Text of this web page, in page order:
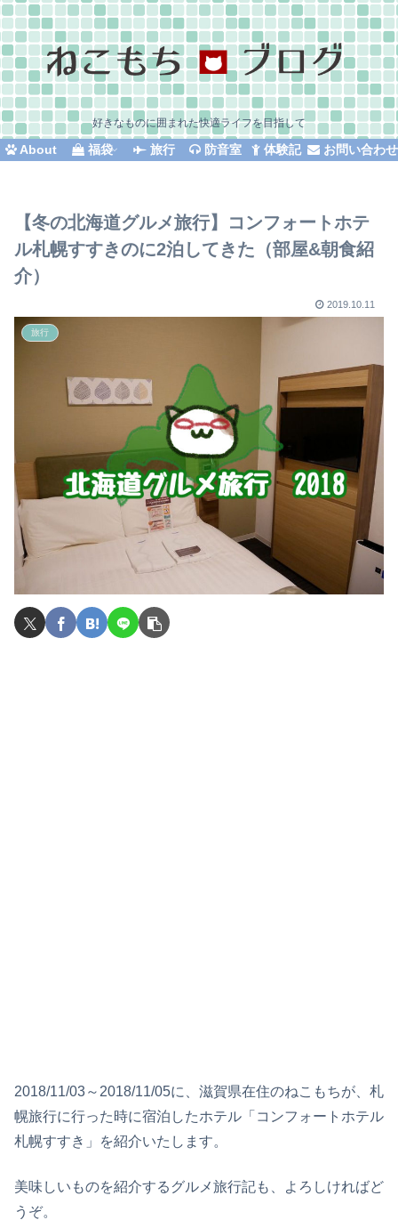
好きなものに囲まれた快適ライフを目指して
About 福袋 旅行 防音室 体験記 お問い合わせ
【冬の北海道グルメ旅行】コンフォートホテ
ル札幌すすきのに2泊してきた（部屋&朝食紹
介）
2019.10.11
旅行
2018/11/03～2018/11/05に、滋賀県在住のねこもちが、札
幌旅行に行った時に宿泊したホテル「コンフォートホテル
札幌すすき」を紹介いたします。
美味しいものを紹介するグルメ旅行記も、よろしければど
うぞ。